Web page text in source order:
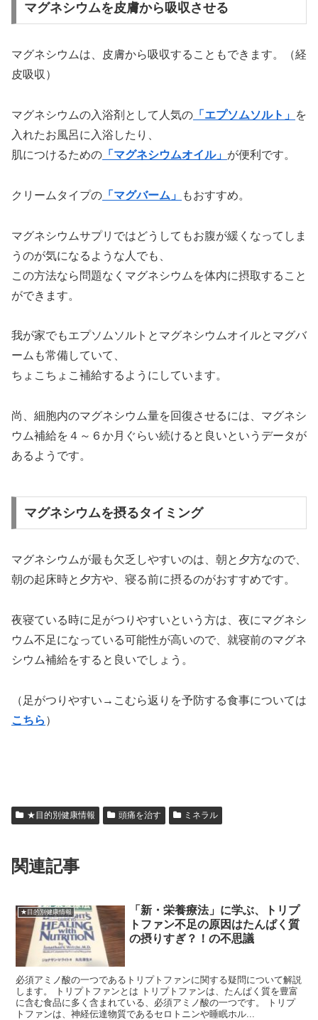
マグネシウムを皮膚から吸収させる
マグネシウムは、皮膚から吸収することもできます。（経
皮吸収）
マグネシウムの入浴剤として人気の 「エプソムソルト」 を
入れたお風呂に入浴したり、
肌につけるための 「マグネシウムオイル」 が便利です。
クリームタイプの 「マグバーム」 もおすすめ。
マグネシウムサプリではどうしてもお腹が緩くなってしま
うのが気になるような人でも、
この方法なら問題なくマグネシウムを体内に摂取すること
ができます。
我が家でもエプソムソルトとマグネシウムオイルとマグバ
ームも常備していて、
ちょこちょこ補給するようにしています。
尚、細胞内のマグネシウム量を回復させるには、マグネシ
ウム補給を４～６か月ぐらい続けると良いというデータが
あるようです。
マグネシウムを摂るタイミング
マグネシウムが最も欠乏しやすいのは、朝と夕方なので、
朝の起床時と夕方や、寝る前に摂るのがおすすめです。
夜寝ている時に足がつりやすいという方は、夜にマグネシ
ウム不足になっている可能性が高いので、就寝前のマグネ
シウム補給をすると良いでしょう。
（足がつりやすい→こむら返りを予防する食事については
こちら ）
★目的別健康情報 頭痛を治す ミネラル
関連記事
★目的別健康情報
「新・栄養療法」に学ぶ、トリプ
トファン不足の原因はたんぱく質
の摂りすぎ？！の不思議
必須アミノ酸の一つであるトリプトファンに関する疑問について解説
します。 トリプトファンとは トリプトファンは、たんぱく質を豊富
に含む食品に多く含まれている、必須アミノ酸の一つです。 トリプ
トファンは、神経伝達物質であるセロトニンや睡眠ホル...